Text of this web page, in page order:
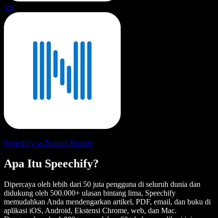
VS
Speechify vs Natural Reader
Apa Itu Speechify?
Dipercaya oleh lebih dari 50 juta pengguna di seluruh dunia dan
didukung oleh 500.000+ ulasan bintang lima, Speechify
memudahkan Anda mendengarkan artikel, PDF, email, dan buku di
aplikasi iOS, Android, Ekstensi Chrome, web, dan Mac.